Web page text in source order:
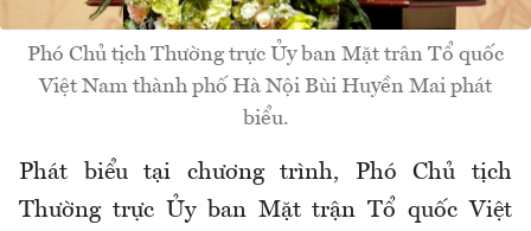
Phó Chủ tịch Thường trực Ủy ban Mặt trân Tổ quốc
Việt Nam thành phố Hà Nội Bùi Huyền Mai phát
biểu.
Phát biểu tại chương trình, Phó Chủ tịch
Thường trực Ủy ban Mặt trận Tổ quốc Việt